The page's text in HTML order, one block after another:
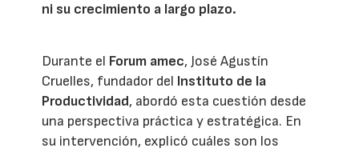
ni su crecimiento a largo plazo.
Durante el Forum amec, José Agustín
Cruelles, fundador del Instituto de la
Productividad, abordó esta cuestión desde
una perspectiva práctica y estratégica. En
su intervención, explicó cuáles son los